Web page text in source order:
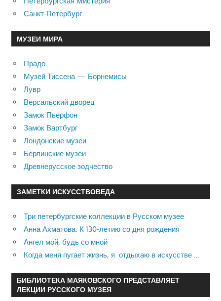
Санкт-Петербург
МУЗЕИ МИРА
Прадо
Музей Тиссена — Борнемисы
Лувр
Версальский дворец
Замок Пьерфон
Замок Вартбург
Лондонские музеи
Берлинские музеи
Древнерусское зодчество
ЗАМЕТКИ ИСКУССТВОВЕДА
Три петербургские коллекции в Русском музее
Анна Ахматова. К 130-летию со дня рождения
Ангел мой, будь со мной
Когда меня пугает жизнь, я отдыхаю в искусстве …
БИБЛИОТЕКА МАЯКОВСКОГО ПРЕДСТАВЛЯЕТ
ЛЕКЦИИ РУССКОГО МУЗЕЯ